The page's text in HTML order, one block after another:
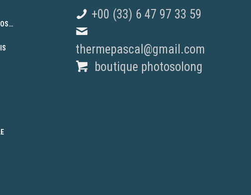
+00 (33) 6 47 97 33 59
thermepascal@gmail.com
boutique photosolong